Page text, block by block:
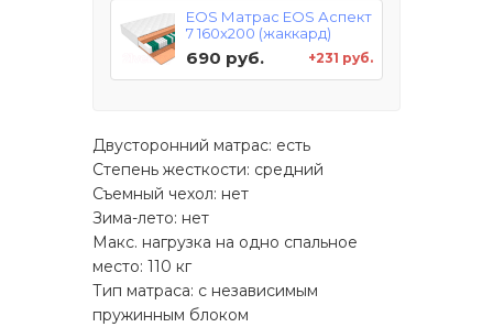
EOS Матрас EOS Аспект
7 160x200 (жаккард)
690 руб. +231 руб.
Двусторонний матрас: есть
Степень жесткости: средний
Съемный чехол: нет
Зима-лето: нет
Макс. нагрузка на одно спальное
место: 110 кг
Тип матраса: с независимым
пружинным блоком